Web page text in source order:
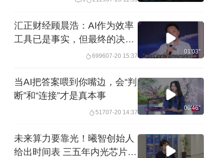
汇正财经顾晨浩：AI作为效率
工具已是事实，但最终的决策
和深度判断仍需要人来完成
699607-20 15:37
01'03''
当AI把答案喂到你嘴边，会“判
断”和“连接”才是真本事
51707-20 14:37
00'46''
未来算力要靠光！曦智创始人
给出时间表 三五年内光芯片份